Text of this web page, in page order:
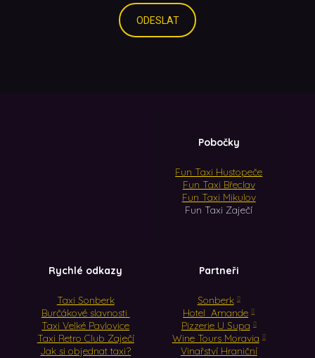
ODESLAT
Pobočky
Fun Taxi Hustopeče
Fun Taxi Břeclav
Fun Taxi Mikulov
Fun Taxi Zaječí
Rychlé odkazy
Taxi Sonberk
Burčákové slavnosti
Taxi Velké Pavlovice
Taxi Retro Club Zaječí
Jak si objednat taxi?
Partneři
Sonberk
Hotel Amande
Pizzerie U Supa
Wine Tours Moravia
Vinařství Hraniční